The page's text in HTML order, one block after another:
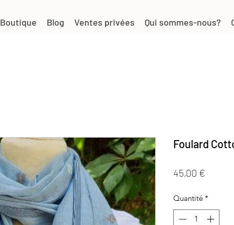
Boutique Blog Ventes privées Qui sommes-nous?
Foulard
45,00 €
Quantité *